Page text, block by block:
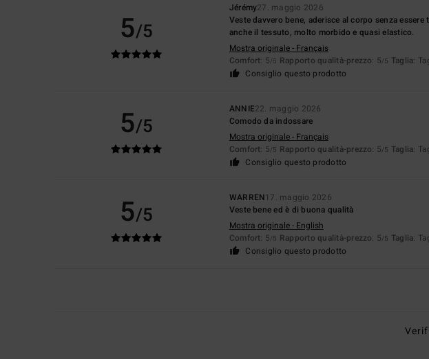
5/5
Jérémy27. maggio 2026
Veste davvero bene, aderisce al corpo senza
anche il tessuto, molto morbido e quasi elastico.
Mostra originale - Français
Comfort: 5/5 Rapporto qualità-prezzo: 5/5 Taglia:
Consiglio questo prodotto
5/5
ANNIE22. maggio 2026
Comodo da indossare
Mostra originale - Français
Comfort: 5/5 Rapporto qualità-prezzo: 5/5 Taglia:
Consiglio questo prodotto
5/5
WARREN17. maggio 2026
Veste bene ed è di buona qualità
Mostra originale - English
Comfort: 5/5 Rapporto qualità-prezzo: 5/5 Taglia:
Consiglio questo prodotto